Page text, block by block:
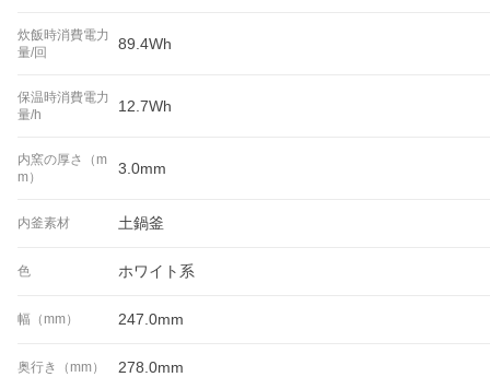
炊飯時消費電力
量/回
89.4Wh
保温時消費電力
量/h
12.7Wh
内窯の厚さ（m
m）
3.0mm
内釜素材 土鍋釜
色 ホワイト系
幅（mm） 247.0mm
奥行き（mm） 278.0mm